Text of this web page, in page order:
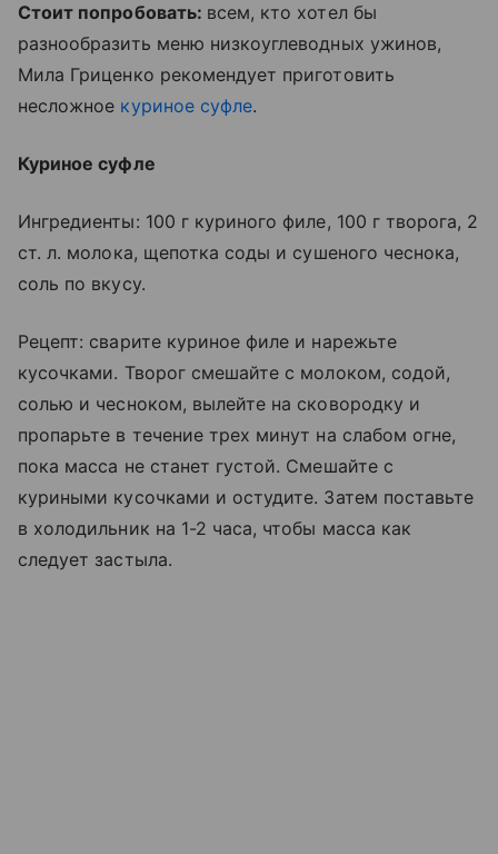
Стоит попробовать: всем, кто хотел бы
разнообразить меню низкоуглеводных ужинов,
Мила Гриценко рекомендует приготовить
несложное куриное суфле.
Куриное суфле
Ингредиенты: 100 г куриного филе, 100 г творога, 2
ст. л. молока, щепотка соды и сушеного чеснока,
соль по вкусу.
Рецепт: сварите куриное филе и нарежьте
кусочками. Творог смешайте с молоком, содой,
солью и чесноком, вылейте на сковородку и
пропарьте в течение трех минут на слабом огне,
пока масса не станет густой. Смешайте с
куриными кусочками и остудите. Затем поставьте
в холодильник на 1-2 часа, чтобы масса как
следует застыла.